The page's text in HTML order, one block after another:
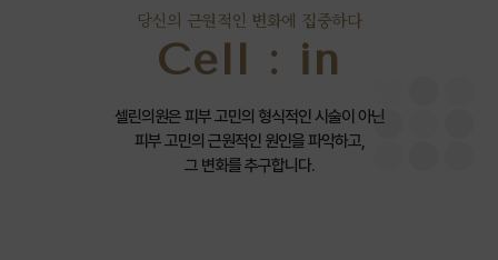
당신의 근원적인 변화에 집중하다
Cell : in
셀린의원은 피부 고민의 형식적인 시술이 아닌
피부 고민의 근원적인 원인을 파악하고,
그 변화를 추구합니다.